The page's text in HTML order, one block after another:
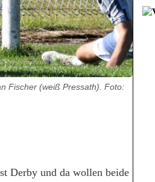
Fischer (weiß Pressath). Foto:
Derby und da wollen beide